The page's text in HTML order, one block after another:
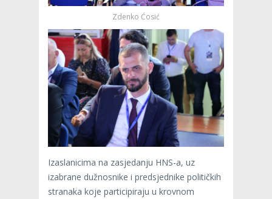
Zdenko Ćosić
Izaslanicima na zasjedanju HNS-a, uz
izabrane dužnosnike i predsjednike političkih
stranaka koje participiraju u krovnom